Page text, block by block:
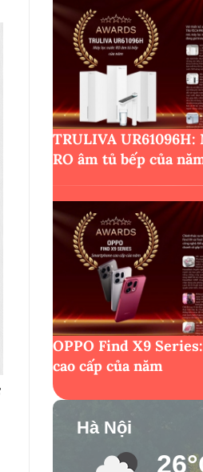
TRULIVA
RO âm tủ bếp của
OPPO Find X9
cao cấp của năm
Hà Nội